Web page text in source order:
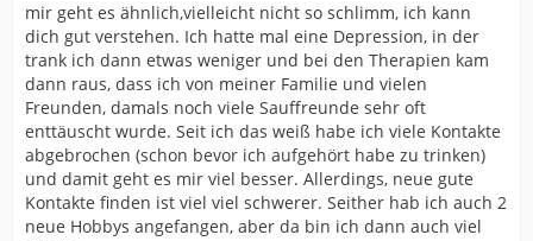
mir geht es ähnlich,vielleicht nicht so schlimm, ich kann
dich gut verstehen. Ich hatte mal eine Depression, in der
trank ich dann etwas weniger und bei den Therapien kam
dann raus, dass ich von meiner Familie und vielen
Freunden, damals noch viele Sauffreunde sehr oft
enttäuscht wurde. Seit ich das weiß habe ich viele Kontakte
abgebrochen (schon bevor ich aufgehört habe zu trinken)
und damit geht es mir viel besser. Allerdings, neue gute
Kontakte finden ist viel viel schwerer. Seither hab ich auch 2
neue Hobbys angefangen, aber da bin ich dann auch viel